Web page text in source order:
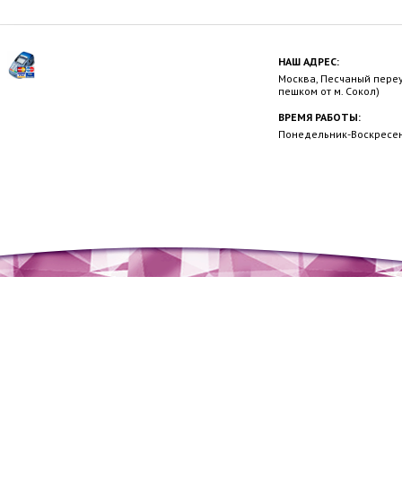
НАШ АДРЕС:
Москва, Песчаный
пешком от м. Сокол)
ВРЕМЯ РАБОТЫ:
Понедельник-